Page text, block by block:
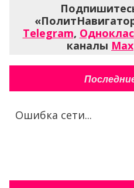
Telegram,
каналы Max
Ошибка сети...